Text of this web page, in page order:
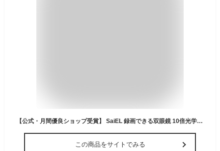
【公式・月間優良ショップ受賞】 SaiEL 録画できる双眼鏡 10倍光学ズーム 8倍デジタルズーム 2.5K 高画質 液晶モニター 付き デジタル 双眼鏡 カメラ ビデオ撮影 写真撮影 可能 ライブ コンサート スポーツ 観戦 動物 観察 バードウォッチング 望遠鏡
この商品をサイトでみる